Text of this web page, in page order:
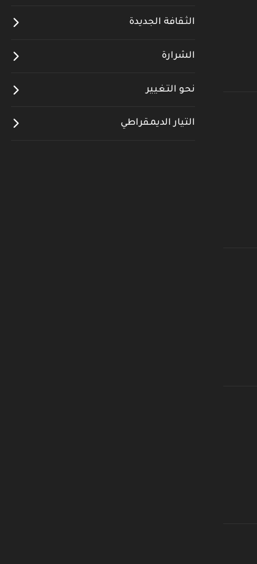
الثقافة الجديدة
الشرارة
نحو التغيير
التيار الديمقراطي